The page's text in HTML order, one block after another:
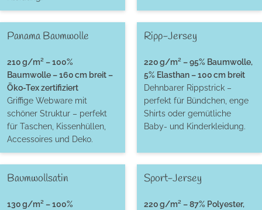
Panama Baumwolle
210 g/m² – 100%
Baumwolle – 160 cm breit –
Öko-Tex zertifiziert
Griffige Webware mit
schöner Struktur – perfekt
für Taschen, Kissenhüllen,
Accessoires und Deko.
Ripp-Jersey
220 g/m² – 95% Baumwolle,
5% Elasthan – 100 cm breit
Dehnbarer Rippstrick –
perfekt für Bündchen, enge
Shirts oder gemütliche
Baby- und Kinderkleidung.
Baumwollsatin
130 g/m² – 100%
Sport-Jersey
220 g/m² – 87% Polyester,